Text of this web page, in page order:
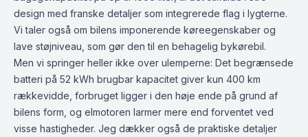
design med franske detaljer som integrerede flag i lygterne.
Vi taler også om bilens imponerende køreegenskaber og
lave støjniveau, som gør den til en behagelig bykørebil.
Men vi springer heller ikke over ulemperne: Det begrænsede
batteri på 52 kWh brugbar kapacitet giver kun 400 km
rækkevidde, forbruget ligger i den høje ende på grund af
bilens form, og elmotoren larmer mere end forventet ved
visse hastigheder. Jeg dækker også de praktiske detaljer